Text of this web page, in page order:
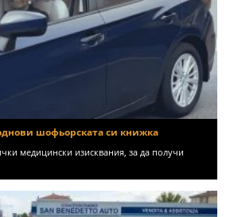
шофьорската си книжка
медицински изисквания, за да получи